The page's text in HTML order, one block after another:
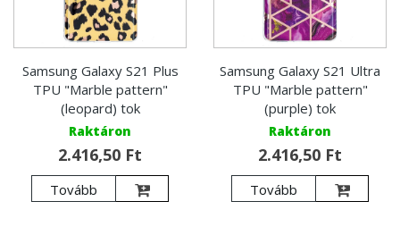
Samsung Galaxy S21 Plus
TPU "Marble pattern"
(leopard) tok
Raktáron
2.416,50 Ft
Tovább
Samsung Galaxy S21 Ultra
TPU "Marble pattern"
(purple) tok
Raktáron
2.416,50 Ft
Tovább